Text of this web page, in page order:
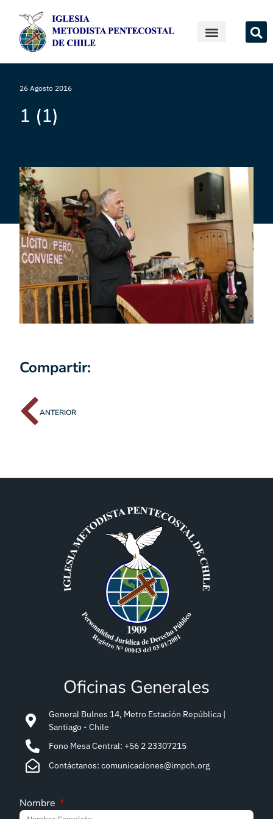
26 Agosto 2016
1 (1)
Compartir:
ANTERIOR
Oficinas Generales
General Bulnes 14, Metro Estación República |
Santiago - Chile
Fono Mesa Central: +56 2 23307215
Contáctanos: comunicaciones@impch.org
Nombre